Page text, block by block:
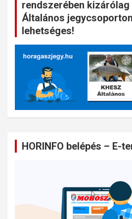
rendszerében kizárólag
Általános jegycsoporton
lehetséges!
HORINFO belépés – E-